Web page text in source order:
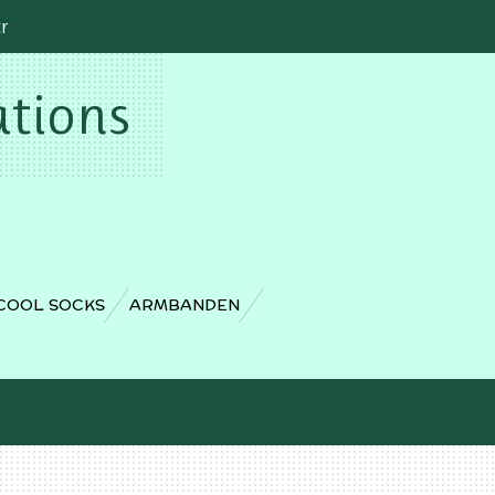
SOCKS ARMBANDEN